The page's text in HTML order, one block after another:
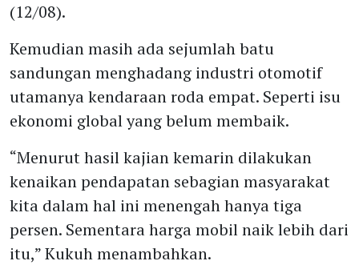
(12/08).
Kemudian masih ada sejumlah batu
sandungan menghadang industri otomotif
utamanya kendaraan roda empat. Seperti isu
ekonomi global yang belum membaik.
“Menurut hasil kajian kemarin dilakukan
kenaikan pendapatan sebagian masyarakat
kita dalam hal ini menengah hanya tiga
persen. Sementara harga mobil naik lebih dari
itu,” Kukuh menambahkan.